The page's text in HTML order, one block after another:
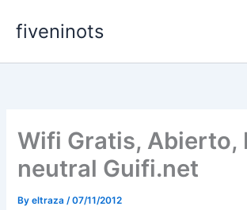
fiveninots
Wifi Gratis, Abierto,
neutral Guifi.net
Byeltraza/07/11/2012